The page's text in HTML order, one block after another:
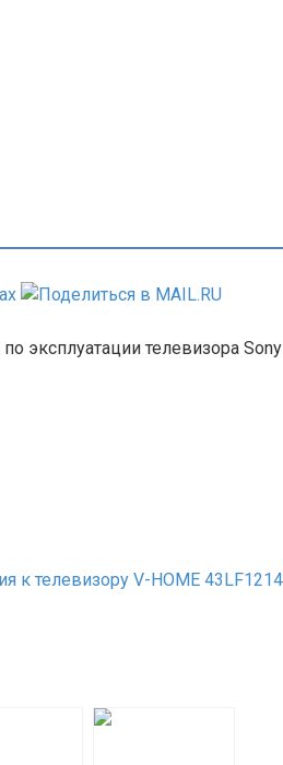
эксплуатации телевизора Sony
к телевизору V-HOME 43LF1214